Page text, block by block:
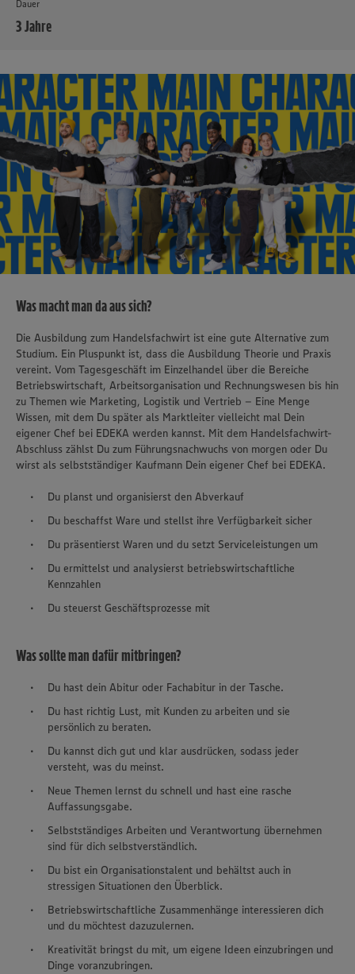
Dauer
3 Jahre
Was macht man da aus sich?
Die Ausbildung zum Handelsfachwirt ist eine gute Alternative zum
Studium. Ein Pluspunkt ist, dass die Ausbildung Theorie und Praxis
vereint. Vom Tagesgeschäft im Einzelhandel über die Bereiche
Betriebswirtschaft, Arbeitsorganisation und Rechnungswesen bis hin
zu Themen wie Marketing, Logistik und Vertrieb – Eine Menge
Wissen, mit dem Du später als Marktleiter vielleicht mal Dein
eigener Chef bei EDEKA werden kannst. Mit dem Handelsfachwirt-
Abschluss zählst Du zum Führungsnachwuchs von morgen oder Du
wirst als selbstständiger Kaufmann Dein eigener Chef bei EDEKA.
Du planst und organisierst den Abverkauf
Du beschaffst Ware und stellst ihre Verfügbarkeit sicher
Du präsentierst Waren und du setzt Serviceleistungen um
Du ermittelst und analysierst betriebswirtschaftliche
Kennzahlen
Du steuerst Geschäftsprozesse mit
Was sollte man dafür mitbringen?
Du hast dein Abitur oder Fachabitur in der Tasche.
Du hast richtig Lust, mit Kunden zu arbeiten und sie
persönlich zu beraten.
Du kannst dich gut und klar ausdrücken, sodass jeder
versteht, was du meinst.
Neue Themen lernst du schnell und hast eine rasche
Auffassungsgabe.
Selbstständiges Arbeiten und Verantwortung übernehmen
sind für dich selbstverständlich.
Du bist ein Organisationstalent und behältst auch in
stressigen Situationen den Überblick.
Betriebswirtschaftliche Zusammenhänge interessieren dich
und du möchtest dazuzulernen.
Kreativität bringst du mit, um eigene Ideen einzubringen und
Dinge voranzubringen.